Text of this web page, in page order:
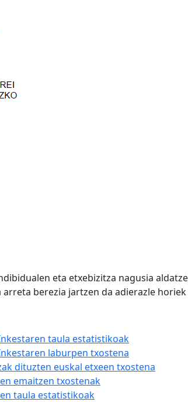
eta etxebizitza nagusia
berezia jartzen da adierazle
taula estatistikoak
laburpen txostena
dituzten euskal etxeen txostena
emaitzen txostenak
taula estatistikoak